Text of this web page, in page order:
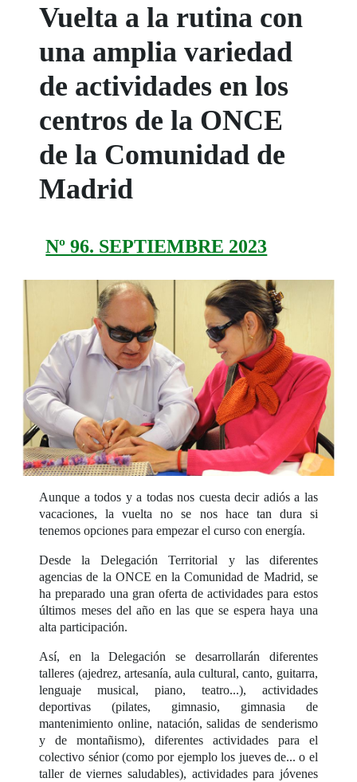
Vuelta a la rutina con
una amplia variedad
de actividades en los
centros de la ONCE
de la Comunidad de
Madrid
Nº 96. SEPTIEMBRE 2023
Aunque a todos y a todas nos cuesta decir adiós a las
vacaciones, la vuelta no se nos hace tan dura si
tenemos opciones para empezar el curso con energía.
Desde la Delegación Territorial y las diferentes
agencias de la ONCE en la Comunidad de Madrid, se
ha preparado una gran oferta de actividades para estos
últimos meses del año en las que se espera haya una
alta participación.
Así, en la Delegación se desarrollarán diferentes
talleres (ajedrez, artesanía, aula cultural, canto, guitarra,
lenguaje musical, piano, teatro...), actividades
deportivas (pilates, gimnasio, gimnasia de
mantenimiento online, natación, salidas de senderismo
y de montañismo), diferentes actividades para el
colectivo sénior (como por ejemplo los jueves de... o el
taller de viernes saludables), actividades para jóvenes